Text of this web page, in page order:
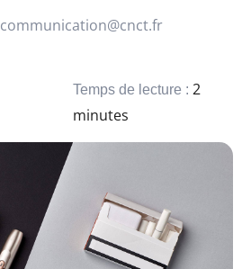
communication@cnct.fr
Temps de lecture : 2
minutes